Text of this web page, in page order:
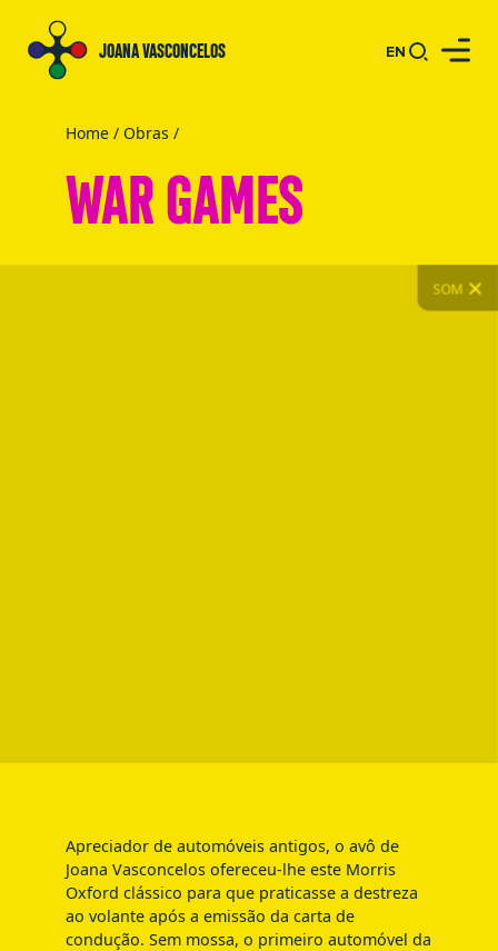
JOANA VASCONCELOS EN
Home / Obras /
WAR GAMES
SOM
Apreciador de automóveis antigos, o avô de
Joana Vasconcelos ofereceu-lhe este Morris
Oxford clássico para que praticasse a destreza
ao volante após a emissão da carta de
condução. Sem mossa, o primeiro automóvel da